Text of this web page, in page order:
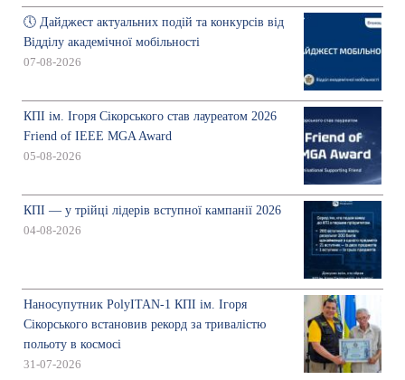
🕔 Дайджест актуальних подій та конкурсів від
Відділу академічної мобільності
07-08-2026
КПІ ім. Ігоря Сікорського став лауреатом 2026
Friend of IEEE MGA Award
05-08-2026
КПІ — у трійці лідерів вступної кампанії 2026
04-08-2026
Наносупутник PolyITAN-1 КПІ ім. Ігоря
Сікорського встановив рекорд за тривалістю
польоту в космосі
31-07-2026